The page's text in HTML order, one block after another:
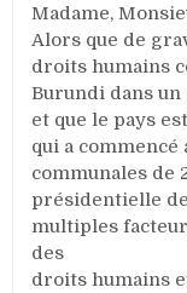
Madame,
Alors que de
droits humains
Burundi dans
et que le pays
qui a
communales de
présidentielle de
multiples
des
droits humains